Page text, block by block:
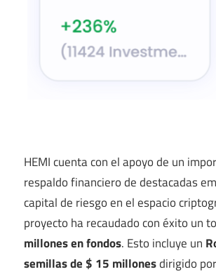
HEMI cuenta con el apoyo de un
respaldo financiero de destacadas
capital de riesgo en el espacio
proyecto ha recaudado con éxito un
millones en fondos. Esto incluye un
semillas de $ 15 millonesdirigido por